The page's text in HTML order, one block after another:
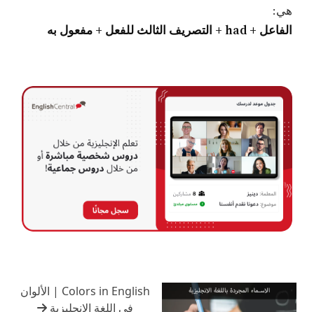
هي:
الفاعل + had + التصريف الثالث للفعل + مفعول به
Colors in English | الألوان
في اللغة الإنجليزية